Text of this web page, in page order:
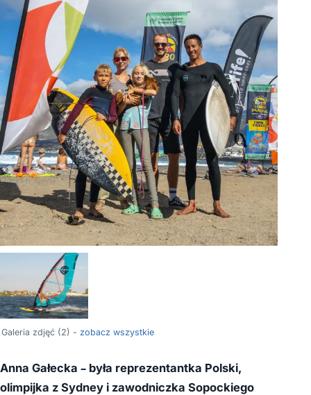
Galeria zdjęć (2) - zobacz wszystkie
Anna Gałecka – była reprezentantka Polski,
olimpijka z Sydney i zawodniczka Sopockiego